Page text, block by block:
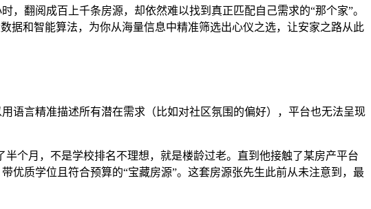
翻阅成百上千条房源，却依然难以找到真正匹配自己需求的“那个家”。
据和智能算法，为你从海量信息中精准筛选出心仪之选，让安家之路从此
语言精准描述所有潜在需求（比如对社区氛围的偏好），平台也无法呈现
个月，不是学校排名不理想，就是楼龄过老。直到他接触了某房产平台
优质学位且符合预算的“宝藏房源”。这套房源张先生此前从未注意到，最